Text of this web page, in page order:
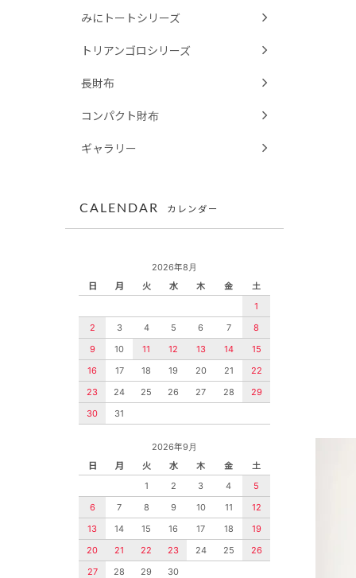
みにトートシリーズ
トリアンゴロシリーズ
長財布
コンパクト財布
ギャラリー
CALENDAR カレンダー
2026年8月
日
月 火 水 木 金
土
1
2
3 4 5 6 7
8
9
10 11 12 13 14
15
16
17 18 19 20 21
22
23
24 25 26 27 28
29
30
31
2026年9月
日
月 火 水 木 金
土
1
2 3 4
5
6
7 8 9 10 11
12
13
14 15 16 17 18
19
20
21 22 23 24 25
26
27
28 29 30